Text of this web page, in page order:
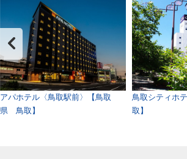
アパホテル〈鳥取駅前〉【鳥取
県 鳥取】
鳥取シティホ
取】